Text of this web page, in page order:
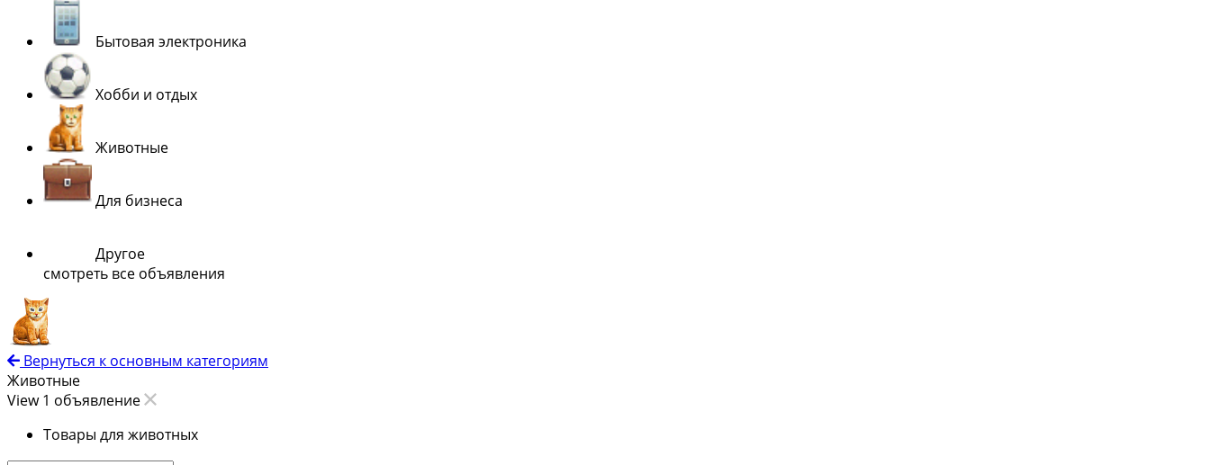
Бытовая электроника
Хобби и отдых
Животные
Для бизнеса
Другое
смотреть все объявления
Вернуться к основным категориям
Животные
View 1 объявление
Товары для животных